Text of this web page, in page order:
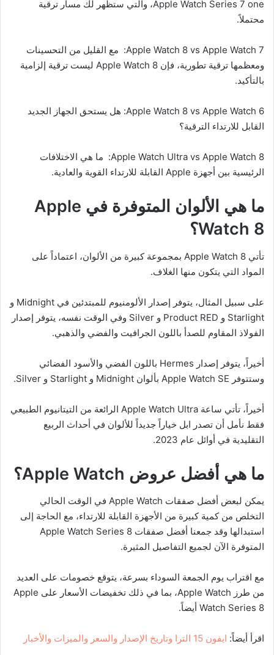
Apple Watch Series 7 one، والتي ستظهر لك مسار ترقية
محتملاً.
Apple Watch 8 vs Apple Watch 7: مع القليل من التحسينات
ومعظمها ترقية تطورية، فإن Apple Watch 8 ليست ترقية إلزامية
بالتأكيد.
Apple Watch 8 vs Apple Watch 6: هل يستحق الجهاز الجديد
القابل للارتداء الترقية؟
Apple Watch Ultra vs Apple Watch 8: ما هي الاختلافات
الرئيسية بين أجهزة Apple القابلة للارتداء القوية والعادية.
ما هي الألوان المتوفرة في Apple
Watch 8؟
تأتي Apple Watch 8 بمجموعة كبيرة من الألوان، اعتماداً على
المواد التي يتكون منها الغلاف.
على سبيل المثال، يتوفر إصدار الألومنيوم للمبتدئين في Midnight و
Starlight و Product RED و Silver وفي الوقت نفسه، يتوفر إصدار
الفولاذ المقاوم للصدأ باللون الجرافيت والفضي والذهبي.
أخيراً، يتوفر إصدار Hermes باللون الفضي والأسود الفضائي
وستتوفر Apple Watch SE بألوان Midnight و Starlight و Silver.
أخيراً، تأتي ساعة Apple Watch Ultra الرائعة من التيتانيوم الطبيعي
فقط نأمل أن تصدر ابل خياراً جديداً للألوان في أحداث الربيع
التقليدية في أوائل عام 2023.
ما هي أفضل عروض Apple Watch؟
يمكن لبعض أفضل صفقات Apple Watch في الوقت الحالي
التخلص من كمية كبيرة من الأجهزة القابلة للارتداء، مع الحاجة إلى
استبدالها وقد جمعنا أفضل صفقات Apple Watch Series 8
المتوفرة الآن لجميع التفاصيل المثيرة.
مع اقتراب يوم الجمعة السوداء بسرعة، يتوقع خصومات على العديد
من طرز Apple Watch، بما في ذلك تخفيضات الأسعار على Apple
Watch Series 8 أيضاً.
اقرأ أيضاً: ايفون 15 الترا وتاريخ الإصدار والسعر والميزات والأخبار